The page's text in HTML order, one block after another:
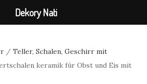
/ Teller, Schalen, Geschirr mit
keramik für Obst und Eis mit
Dekory Nati